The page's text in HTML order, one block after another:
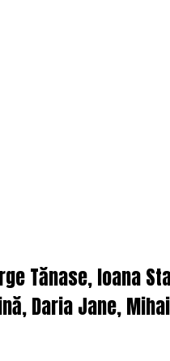
Tănase, Ioana
Daria Jane,